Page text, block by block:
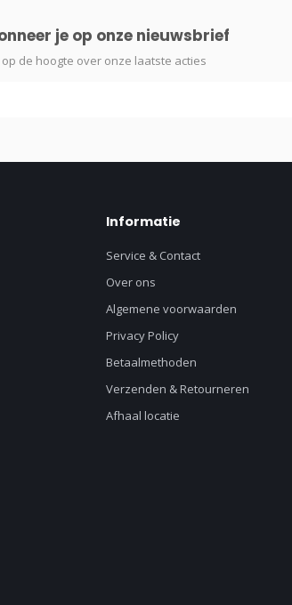
je op onze nieuwsbrief
op de hoogte over onze laatste acties
Informatie
Service & Contact
Over ons
Algemene voorwaarden
Privacy Policy
Betaalmethoden
Verzenden & Retourneren
Afhaal locatie